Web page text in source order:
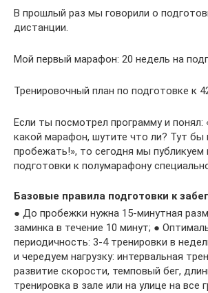
В прошлый раз мы говорили о
дистанции.
Мой первый марафон: 20 недель на
Тренировочный план по подготовке к
Если ты посмотрел программу и понял:
какой марафон, шутите что ли? Тут бы
пробежать!», то сегодня мы публикуем
подготовки к полумарафону
Базовые правила подготовки к
● До пробежки нужна 15-минутная
заминка в течение 10 минут; ●
периодичность: 3-4 тренировки в
и чередуем нагрузку: интервальная
развитие скорости, темповый бег,
тренировка в зале или на улице на все